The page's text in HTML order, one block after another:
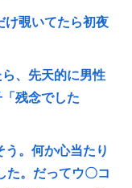
け覗いてたら初夜
、先天的に男性
残念でした
う。何か心当たり
た。だってウ〇コ